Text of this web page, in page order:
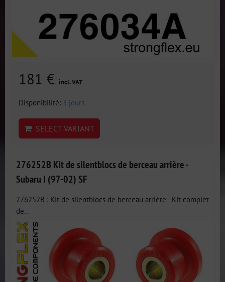
181 € incl. VAT
Disponibilité: 3 jours
SELECT VARIANT
276252B Kit de silentblocs de berceau arrière -
Subaru I (97-02) SF
276252B : Kit de silentblocs de berceau arrière - Kit complet
de...